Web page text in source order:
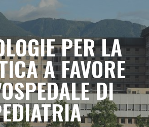
PER LA
A FAVORE
DI